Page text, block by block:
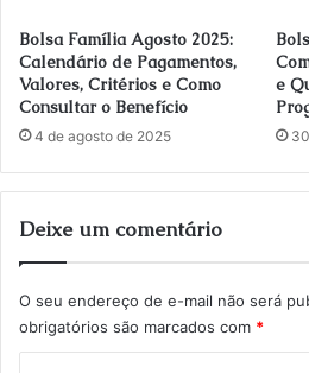
Bolsa Família Agosto 2025:
Calendário de Pagamentos,
Valores, Critérios e Como
Consultar o Benefício
4 de agosto de 2025
e
Deixe um comentário
O seu endereço de e-mail não será
obrigatórios são marcados com *